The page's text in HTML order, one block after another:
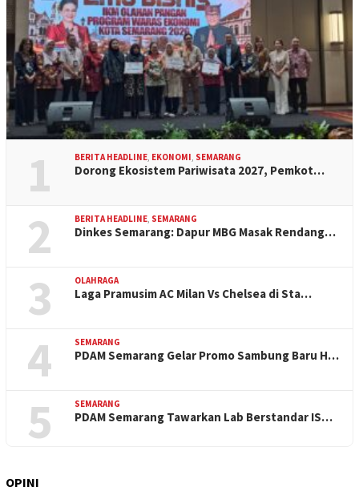
1 BERITA HEADLINE, EKONOMI, SEMARANG
Dorong Ekosistem Pariwisata 2027, Pemkot…
2 BERITA HEADLINE, SEMARANG
Dinkes Semarang: Dapur MBG Masak Rendang…
3 OLAHRAGA
Laga Pramusim AC Milan Vs Chelsea di Sta…
4 SEMARANG
PDAM Semarang Gelar Promo Sambung Baru H…
5 SEMARANG
PDAM Semarang Tawarkan Lab Berstandar IS…
OPINI